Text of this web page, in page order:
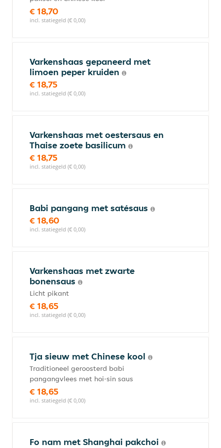
€ 18,70
incl. statiegeld (€ 0,00)
Varkenshaas gepaneerd met
limoen peper kruiden
€ 18,75
incl. statiegeld (€ 0,00)
Varkenshaas met oestersaus en
Thaise zoete basilicum
€ 18,75
incl. statiegeld (€ 0,00)
Babi pangang met satésaus
€ 18,60
incl. statiegeld (€ 0,00)
Varkenshaas met zwarte
bonensaus
Licht pikant
€ 18,65
incl. statiegeld (€ 0,00)
Tja sieuw met Chinese kool
Traditioneel geroosterd babi
pangangvlees met hoi-sin saus
€ 18,65
incl. statiegeld (€ 0,00)
Fo nam met Shanghai pakchoi